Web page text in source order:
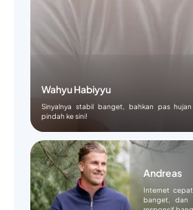
Wahyu Habiyyu
Sinyalnya stabil banget, bahkan pas
pindah ke sini!
Andreas
Internet
banget, dan